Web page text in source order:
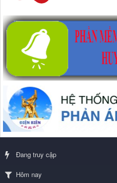
Đang truy cập
Hôm nay